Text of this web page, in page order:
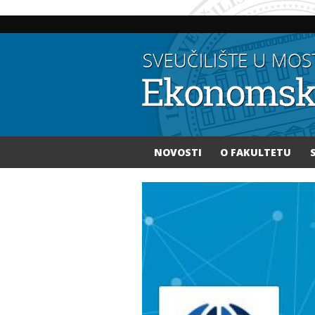
NOVOSTI O FAKULTETU
Vi ste ovdje